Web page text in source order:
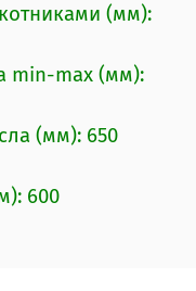
(мм):
min-max (мм):
(мм): 650
600